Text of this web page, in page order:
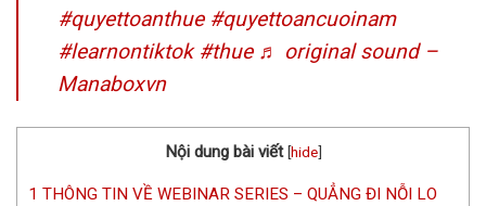
#quyettoanthue #quyettoancuoinam
#learnontiktok #thue ♬ original sound –
Manaboxvn
Nội dung bài viết [hide]
1 THÔNG TIN VỀ WEBINAR SERIES – QUẲNG ĐI NỖI LO